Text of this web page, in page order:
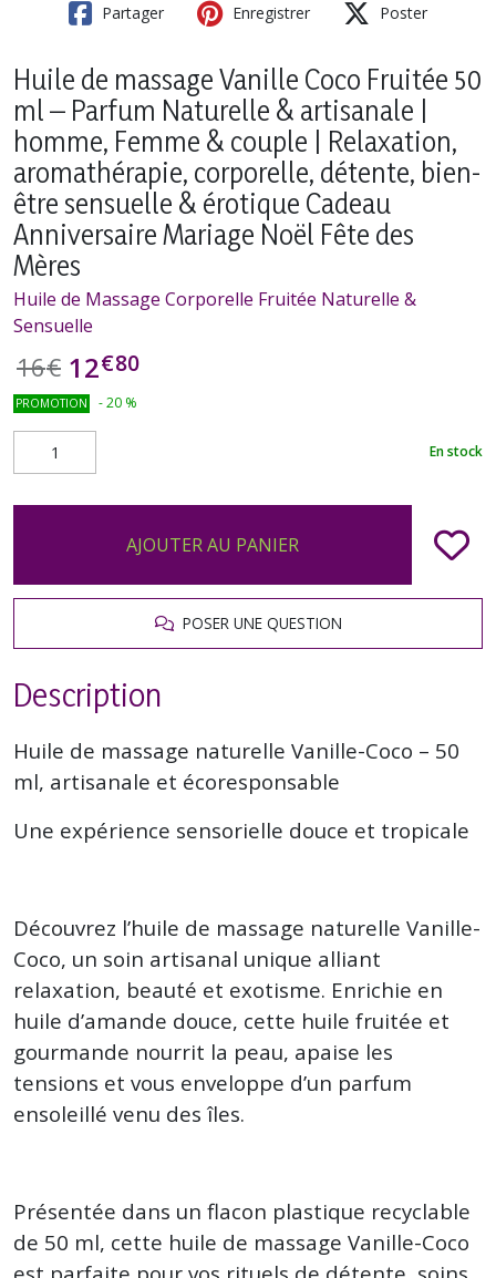
Partager Enregistrer Poster
Huile de massage Vanille Coco Fruitée 50
ml – Parfum Naturelle & artisanale |
homme, Femme & couple | Relaxation,
aromathérapie, corporelle, détente, bien-
être sensuelle & érotique Cadeau
Anniversaire Mariage Noël Fête des
Mères
Huile de Massage Corporelle Fruitée Naturelle &
Sensuelle
16€ 12€80
PROMOTION -20 %
En stock
AJOUTER AU PANIER
POSER UNE QUESTION
Description
Huile de massage naturelle Vanille-Coco – 50
ml, artisanale et écoresponsable
Une expérience sensorielle douce et tropicale
Découvrez l’huile de massage naturelle Vanille-
Coco, un soin artisanal unique alliant
relaxation, beauté et exotisme. Enrichie en
huile d’amande douce, cette huile fruitée et
gourmande nourrit la peau, apaise les
tensions et vous enveloppe d’un parfum
ensoleillé venu des îles.
Présentée dans un flacon plastique recyclable
de 50 ml, cette huile de massage Vanille-Coco